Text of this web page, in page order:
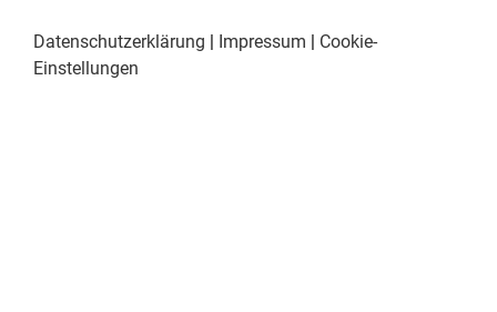
Datenschutzerklärung | Impressum | Cookie-
Einstellungen